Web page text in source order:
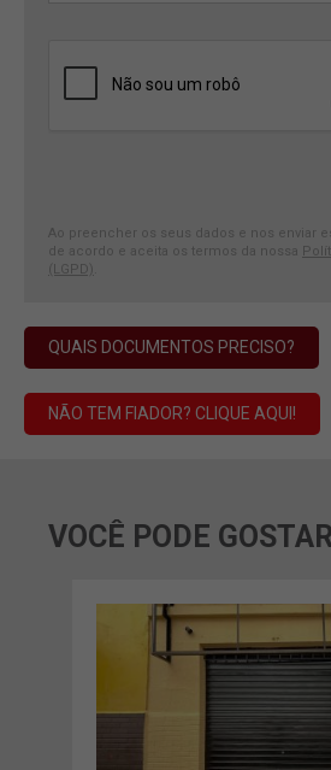
Ao preencher os seus dados e nos enviar
de acordo e aceita os termos da nossa
(LGPD)
QUAIS DOCUMENTOS PRECISO?
NÃO TEM FIADOR? CLIQUE AQUI!
VOCÊ PODE